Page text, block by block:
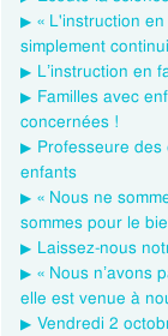
« L'instruction
simplement
L’instruction en
Familles avec
concernées !
Professeure
enfants
« Nous ne
sommes pour le
Laissez-nous
« Nous n’avons
elle est venue à
Vendredi 2